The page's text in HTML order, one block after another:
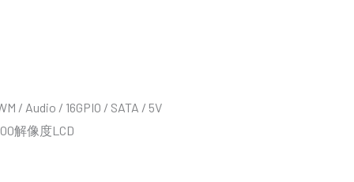
/ Audio / 16GPIO / SATA / 5V
解像度LCD